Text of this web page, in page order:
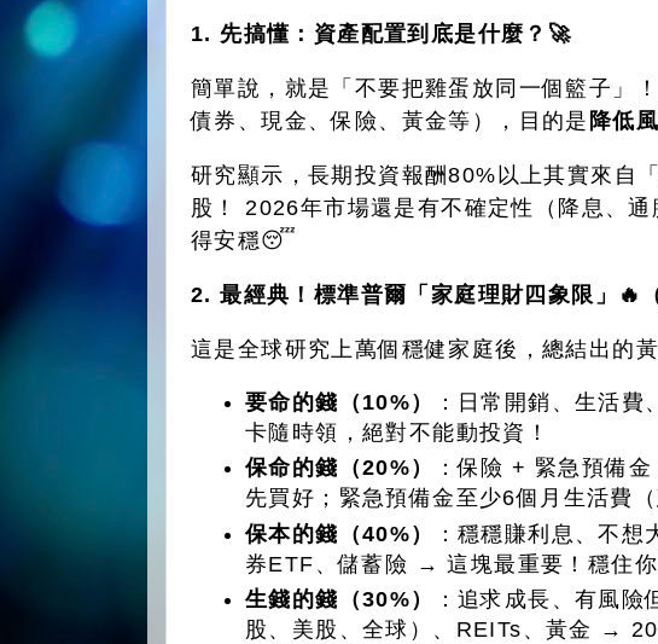
1. 先搞懂：資產配置到底是什麼？🚀
簡單說，就是「不要把雞蛋放同一個籃子」
債券、現金、保險、黃金等），目的是 降低
研究顯示，長期投資報酬80%以上其實來自
股！ 2026年市場還是有不確定性（降息、
得安穩😴
2. 最經典！標準普爾「家庭理財四象限」🔥
這是全球研究上萬個穩健家庭後，總結出的黃
要命的錢（10%）
：日常開銷、生活
卡隨時領，絕對不能動投資！
保命的錢（20%）
：保險 + 緊急預備
先買好；緊急預備金至少6個月生活費
保本的錢（40%）
：穩穩賺利息、不
券ETF、儲蓄險 → 這塊最重要！穩住你
生錢的錢（30%）
：追求成長、有風
股、美股、全球）、REITs、黃金 →